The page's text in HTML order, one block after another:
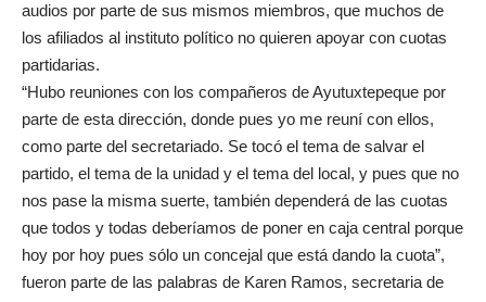
audios por parte de sus mismos miembros, que muchos de
los afiliados al instituto político no quieren apoyar con cuotas
partidarias.
“Hubo reuniones con los compañeros de Ayutuxtepeque por
parte de esta dirección, donde pues yo me reuní con ellos,
como parte del secretariado. Se tocó el tema de salvar el
partido, el tema de la unidad y el tema del local, y pues que no
nos pase la misma suerte, también dependerá de las cuotas
que todos y todas deberíamos de poner en caja central porque
hoy por hoy pues sólo un concejal que está dando la cuota”,
fueron parte de las palabras de Karen Ramos, secretaria de